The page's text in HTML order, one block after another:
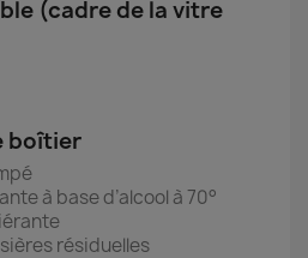
(cadre de la vitre
boîtier
à base d’alcool à 70°
résiduelles